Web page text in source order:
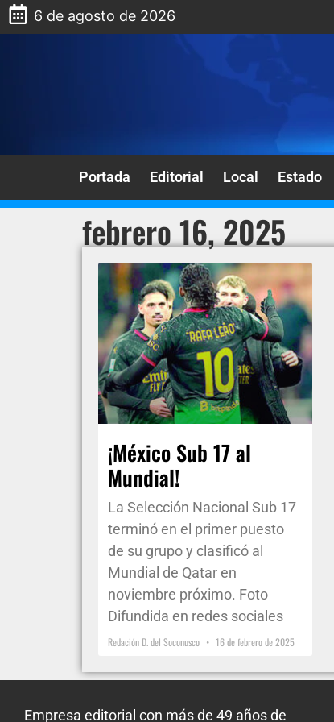
6 de agosto de 2026
Portada Editorial Local Estado
febrero 16, 2025
¡México Sub 17 al
Mundial!
La Selección Nacional Sub 17
terminó en el primer puesto
de su grupo y clasificó al
Mundial de Qatar en
noviembre próximo. Foto
Difundida en redes sociales
Redación D. del Soconusco 16 de febrero de 2025
Empresa editorial con más de 49 años de